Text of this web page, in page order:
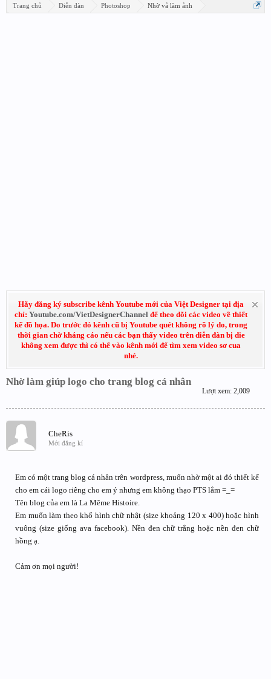
Trang chủ Diễn đàn Photoshop Nhờ vả làm ảnh
Hãy đăng ký subscribe kênh Youtube mới của Việt Designer tại địa
chỉ: Youtube.com/VietDesignerChannel để theo dõi các video về thiết
kế đồ họa. Do trước đó kênh cũ bị Youtube quét không rõ lý do, trong
thời gian chờ kháng cáo nếu các bạn thấy video trên diễn đàn bị die
không xem được thì có thể vào kênh mới để tìm xem video sơ cua
nhé.
Nhờ làm giúp logo cho trang blog cá nhân
Lượt xem: 2,009
CheRis
Mới đăng kí
Em có một trang blog cá nhân trên wordpress, muốn nhờ một ai đó thiết kế
cho em cái logo riêng cho em ý nhưng em không thạo PTS lắm =_=
Tên blog của em là La Même Histoire.
Em muốn làm theo khổ hình chữ nhật (size khoảng 120 x 400) hoặc hình
vuông (size giống ava facebook). Nền đen chữ trắng hoặc nền đen chữ
hồng ạ.
Cảm ơn mọi người!